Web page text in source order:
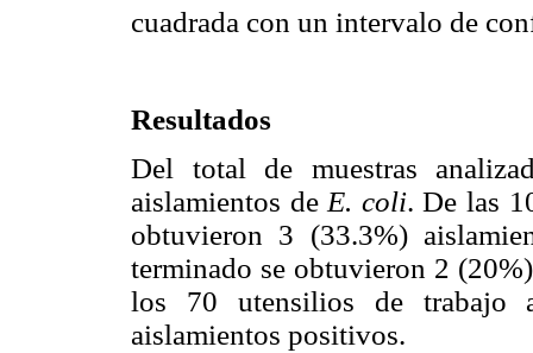
cuadrada con un intervalo de
Resultados
Del total de muestras
aislamientos de E. coli. De las
obtuvieron 3 (33.3%)
terminado se obtuvieron 2
los 70 utensilios de trabajo
aislamientos positivos.